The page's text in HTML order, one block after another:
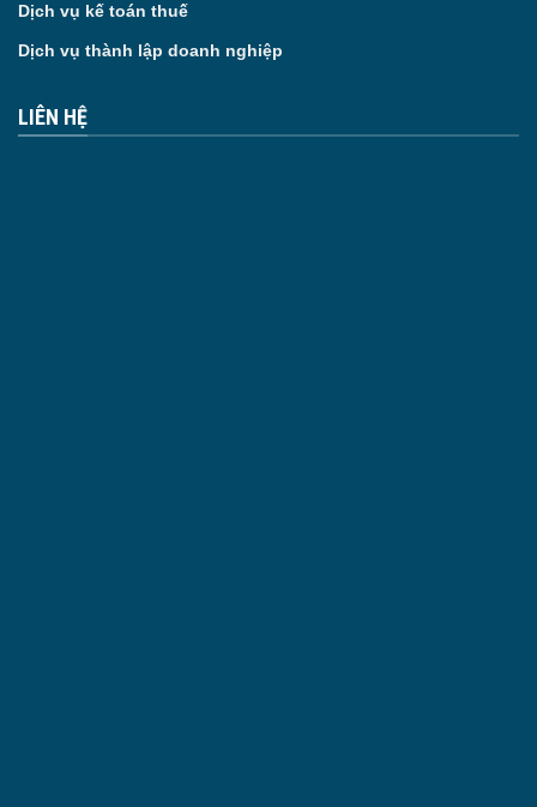
Dịch vụ kế toán thuế
Dịch vụ thành lập doanh nghiệp
LIÊN HỆ